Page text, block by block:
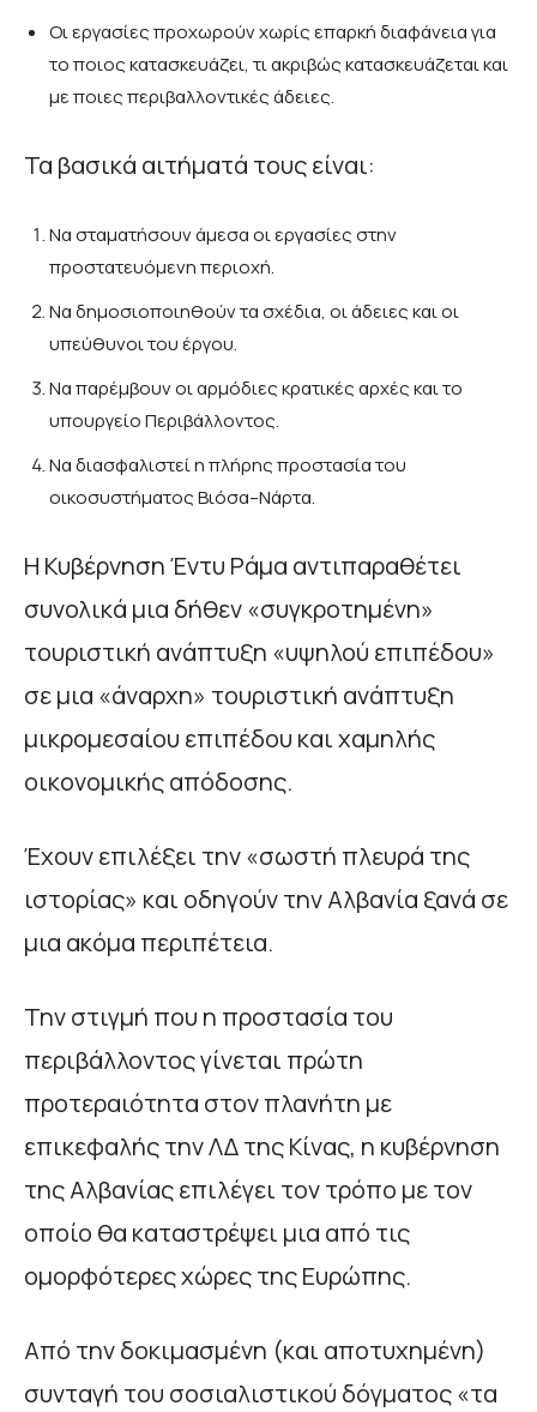
Οι εργασίες προχωρούν χωρίς επαρκή διαφάνεια για
το ποιος κατασκευάζει, τι ακριβώς κατασκευάζεται και
με ποιες περιβαλλοντικές άδειες.
Τα βασικά αιτήματά τους είναι:
Να σταματήσουν άμεσα οι εργασίες στην
προστατευόμενη περιοχή.
Να δημοσιοποιηθούν τα σχέδια, οι άδειες και οι
υπεύθυνοι του έργου.
Να παρέμβουν οι αρμόδιες κρατικές αρχές και το
υπουργείο Περιβάλλοντος.
Να διασφαλιστεί η πλήρης προστασία του
οικοσυστήματος Βιόσα–Νάρτα.
Η Κυβέρνηση Έντυ Ράμα αντιπαραθέτει
συνολικά μια δήθεν «συγκροτημένη»
τουριστική ανάπτυξη «υψηλού επιπέδου»
σε μια «άναρχη» τουριστική ανάπτυξη
μικρομεσαίου επιπέδου και χαμηλής
οικονομικής απόδοσης.
Έχουν επιλέξει την «σωστή πλευρά της
ιστορίας» και οδηγούν την Αλβανία ξανά σε
μια ακόμα περιπέτεια.
Την στιγμή που η προστασία του
περιβάλλοντος γίνεται πρώτη
προτεραιότητα στον πλανήτη με
επικεφαλής την ΛΔ της Κίνας, η κυβέρνηση
της Αλβανίας επιλέγει τον τρόπο με τον
οποίο θα καταστρέψει μια από τις
ομορφότερες χώρες της Ευρώπης.
Από την δοκιμασμένη (και αποτυχημένη)
συνταγή του σοσιαλιστικού δόγματος «τα